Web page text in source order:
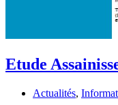
Etude
Actualités,